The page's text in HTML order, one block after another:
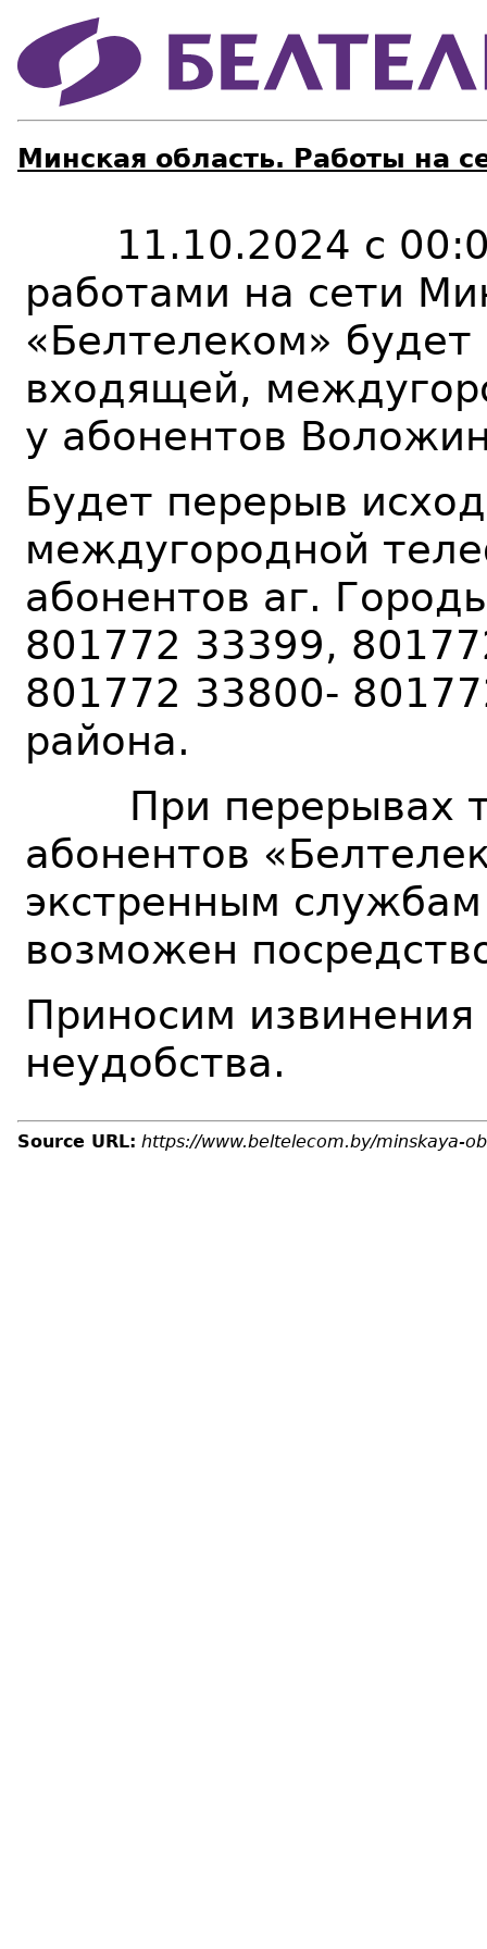
Минская область. Работы на
11.10.2024 с 00
работами на сети
«Белтелеком»
входящей,
у абонентов
Будет перерыв
междугородной
абонентов аг.
801772 33399,
801772 33800-
района.
При перерывах
абонентов
экстренным
возможен
Приносим
неудобства.
Source URL: https://www.beltelecom.by/minskaya-